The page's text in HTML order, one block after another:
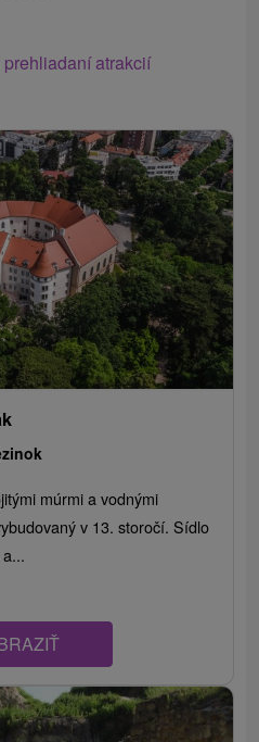
atrakcií
múrmi a vodnými
v 13. storočí. Sídlo